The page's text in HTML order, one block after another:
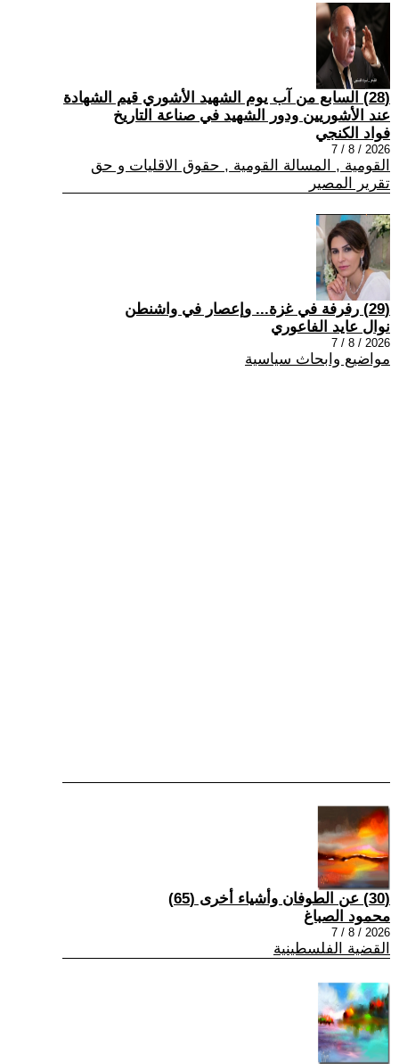
(28) السابع من آب يوم الشهيد الأشوري قيم الشهادة
عند الأشوريين ودور الشهيد في صناعة التاريخ
فواد الكنجي
2026 / 8 / 7
القومية , المسالة القومية , حقوق الاقليات و حق
تقرير المصير
(29) رفرفة في غزة... وإعصار في واشنطن
نوال عايد الفاعوري
2026 / 8 / 7
مواضيع وابحاث سياسية
(30) عن الطوفان وأشياء أخرى (65)
محمود الصباغ
2026 / 8 / 7
القضية الفلسطينية